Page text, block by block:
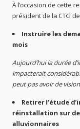
À l’occasion de cette
président de la CTG
Instruire les
mois
Aujourd’hui la durée
impacterait
peut pas avoir de
Retirer l’étude
réinstallation sur
alluvionnaires